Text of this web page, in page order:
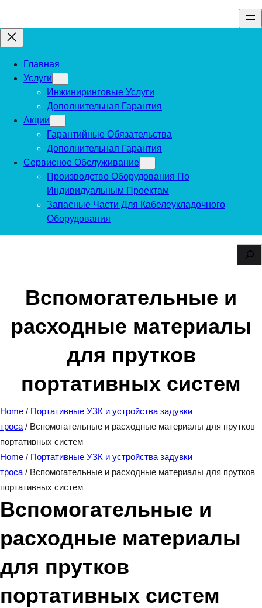
к
содержимому
Главная
Услуги
Инжиниринговые Услуги
Дополнительная Гарантия
Акции
Гарантийные Обязательства
Дополнительная Гарантия
Сервисное Обслуживание
Производство Оборудования По
Индивидуальным Проектам
Запасные Части Для Кабелеукладочного
Оборудования
c
Вспомогательные и
расходные материалы
для прутков
портативных систем
Home / Портативные УЗК и устройства задувки
троса / Вспомогательные и расходные материалы для прутков
портативных систем
Home / Портативные УЗК и устройства задувки
троса / Вспомогательные и расходные материалы для прутков
портативных систем
Вспомогательные и
расходные материалы
для прутков
портативных систем